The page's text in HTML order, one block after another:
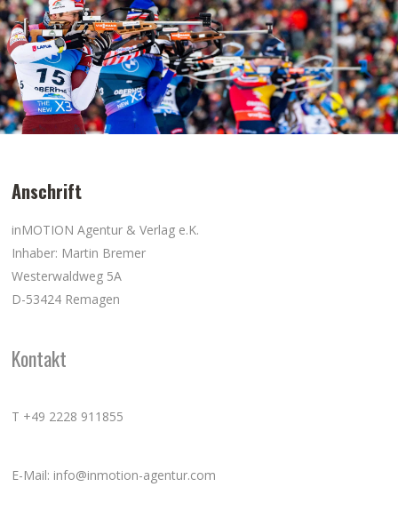
Anschrift
inMOTION Agentur & Verlag e.K.
Inhaber: Martin Bremer
Westerwaldweg 5A
D-53424 Remagen
Kontakt
T +49 2228 911855
E-Mail: info@inmotion-agentur.com